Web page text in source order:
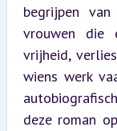
begrijpen
vrouwen die
vrijheid,
wiens werk
deze roman